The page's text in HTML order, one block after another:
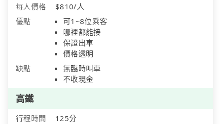
每人價格
$810/人
優點
可1~8位乘客
哪裡都能接
保證出車
價格透明
缺點
無臨時叫車
不收現金
高鐵
行程時間
125分